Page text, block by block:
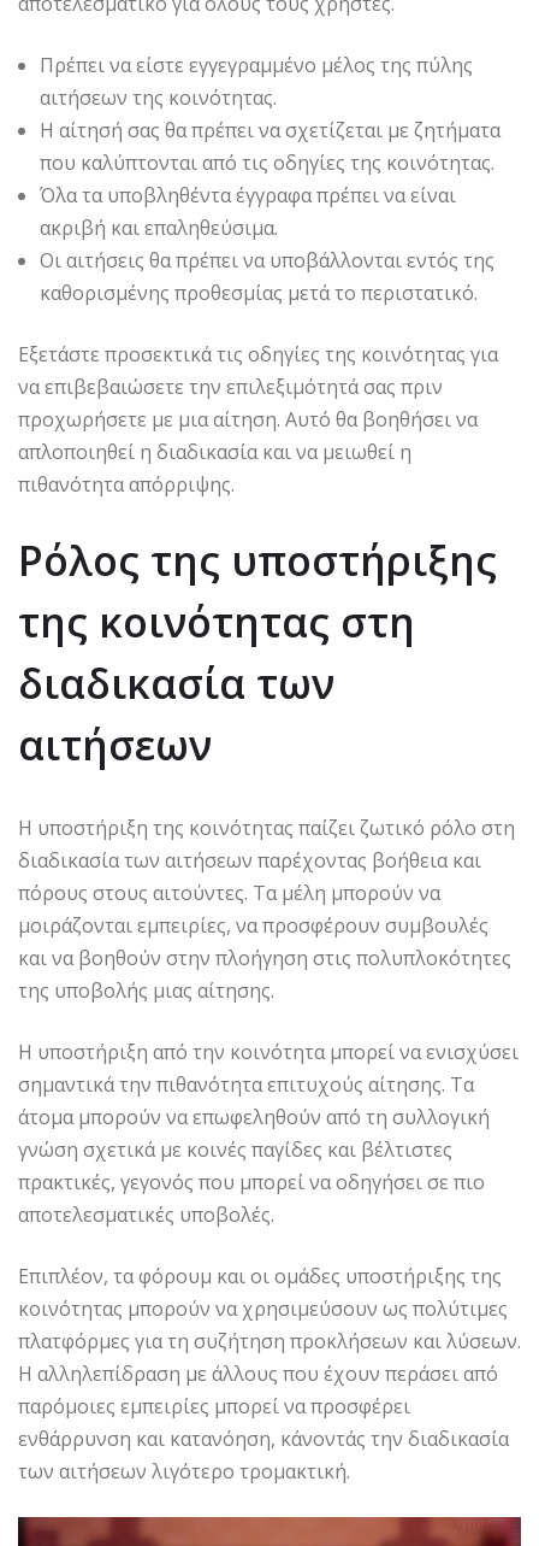
Πρέπει να είστε εγγεγραμμένο μέλος της πύλης
αιτήσεων της κοινότητας.
Η αίτησή σας θα πρέπει να σχετίζεται με ζητήματα
που καλύπτονται από τις οδηγίες της κοινότητας.
Όλα τα υποβληθέντα έγγραφα πρέπει να είναι
ακριβή και επαληθεύσιμα.
Οι αιτήσεις θα πρέπει να υποβάλλονται εντός της
καθορισμένης προθεσμίας μετά το περιστατικό.
Εξετάστε προσεκτικά τις οδηγίες της κοινότητας για
να επιβεβαιώσετε την επιλεξιμότητά σας πριν
προχωρήσετε με μια αίτηση. Αυτό θα βοηθήσει να
απλοποιηθεί η διαδικασία και να μειωθεί η
πιθανότητα απόρριψης.
Ρόλος της υποστήριξης
της κοινότητας στη
διαδικασία των
αιτήσεων
Η υποστήριξη της κοινότητας παίζει ζωτικό ρόλο στη
διαδικασία των αιτήσεων παρέχοντας βοήθεια και
πόρους στους αιτούντες. Τα μέλη μπορούν να
μοιράζονται εμπειρίες, να προσφέρουν συμβουλές
και να βοηθούν στην πλοήγηση στις πολυπλοκότητες
της υποβολής μιας αίτησης.
Η υποστήριξη από την κοινότητα μπορεί να ενισχύσει
σημαντικά την πιθανότητα επιτυχούς αίτησης. Τα
άτομα μπορούν να επωφεληθούν από τη συλλογική
γνώση σχετικά με κοινές παγίδες και βέλτιστες
πρακτικές, γεγονός που μπορεί να οδηγήσει σε πιο
αποτελεσματικές υποβολές.
Επιπλέον, τα φόρουμ και οι ομάδες υποστήριξης της
κοινότητας μπορούν να χρησιμεύσουν ως πολύτιμες
πλατφόρμες για τη συζήτηση προκλήσεων και λύσεων.
Η αλληλεπίδραση με άλλους που έχουν περάσει από
παρόμοιες εμπειρίες μπορεί να προσφέρει
ενθάρρυνση και κατανόηση, κάνοντάς την διαδικασία
των αιτήσεων λιγότερο τρομακτική.